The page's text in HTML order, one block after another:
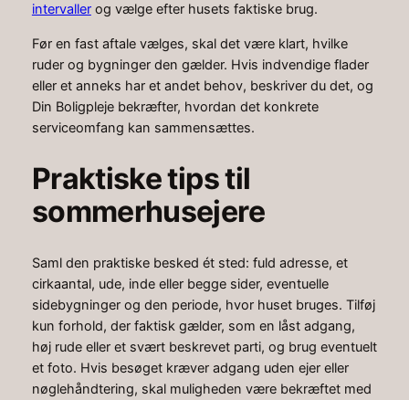
intervallerog vælge efter husets faktiske brug.
Før en fast aftale vælges, skal det være klart, hvilke
ruder og bygninger den gælder. Hvis indvendige flader
eller et anneks har et andet behov, beskriver du det, og
Din Boligpleje bekræfter, hvordan det konkrete
serviceomfang kan sammensættes.
Praktiske tips til
sommerhusejere
Saml den praktiske besked ét sted: fuld adresse, et
cirkaantal, ude, inde eller begge sider, eventuelle
sidebygninger og den periode, hvor huset bruges. Tilføj
kun forhold, der faktisk gælder, som en låst adgang,
høj rude eller et svært beskrevet parti, og brug eventuelt
et foto. Hvis besøget kræver adgang uden ejer eller
nøglehåndtering, skal muligheden være bekræftet med